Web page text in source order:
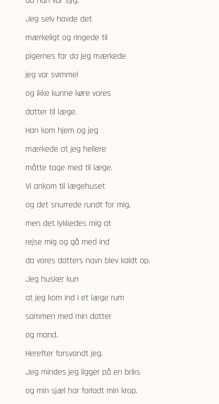
Jeg selv havde det
mærkeligt og ringede til
pigernes far da jeg mærkede
jeg var svimmel
og ikke kunne køre vores
datter til læge.
Han kom hjem og jeg
mærkede at jeg hellere
måtte tage med til læge.
Vi ankom til lægehuset
og det snurrede rundt for mig,
men det lykkedes mig at
rejse mig og gå med ind
da vores datters navn blev kaldt op.
Jeg husker kun
at jeg kom ind i et læge rum
sammen med min datter
og mand.
Herefter forsvandt jeg.
Jeg mindes jeg ligger på en briks
og min sjæl har forladt min krop.